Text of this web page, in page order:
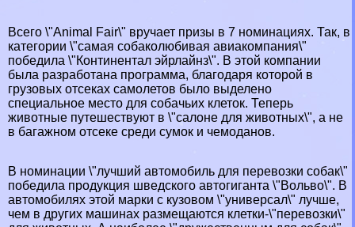
Всего \"Animal Fair\" вручает призы в 7 номинациях. Так, в
категории \"самая собаколюбивая авиакомпания\"
победила \"Континентал эйрлайнз\". В этой компании
была разработана программа, благодаря которой в
грузовых отсеках самолетов было выделено
специальное место для собачьих клеток. Теперь
животные путешествуют в \"салоне для животных\", а не
в багажном отсеке среди сумок и чемоданов.
В номинации \"лучший автомобиль для перевозки собак\"
победила продукция шведского автогиганта \"Вольво\". В
автомобилях этой марки с кузовом \"универсал\" лучше,
чем в других машинах размещаются клетки-\"перевозки\"